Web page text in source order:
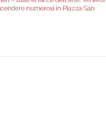
numerosi in Piazza San